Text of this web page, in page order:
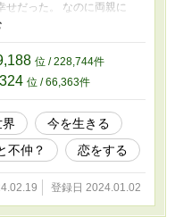
せだった。 なのに両親に
そこで知り合った人達。
ていなかった陛下の生ま
恋心を大切にしたい。だ
きる元『王妃』のお話で
、わたし達家族は要らな
り前世の記憶を思い出す話
書いています。
位 / 228,744件
位 / 66,363件
今を生きる
不仲？ 恋をする
登録日 2024.01.02